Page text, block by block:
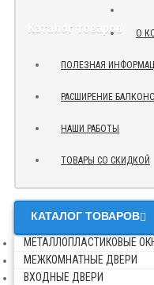
Каталог товаров О
ПОЛЕЗНАЯ
РАСШИРЕНИЕ
НАШИ РАБОТЫ
ТОВАРЫ СО СКИДКОЙ
КАТАЛОГ ТОВАРОВ
МЕТАЛЛОПЛАСТИКОВЫЕ
МЕЖКОМНАТНЫЕ ДВЕРИ
ВХОДНЫЕ ДВЕРИ